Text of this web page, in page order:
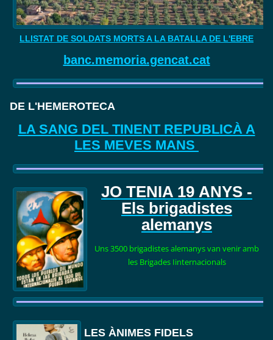
LLISTAT DE SOLDATS MORTS A LA BATALLA DE L'EBRE
banc.memoria.gencat.cat
DE L'HEMEROTECA
LA SANG DEL TINENT REPUBLICÀ A
LES MEVES MANS
JO TENIA 19 ANYS -
Els brigadistes
alemanys
Uns 3500 brigadistes alemanys van venir amb
les Brigades Iinternacionals
LES ÀNIMES FIDELS